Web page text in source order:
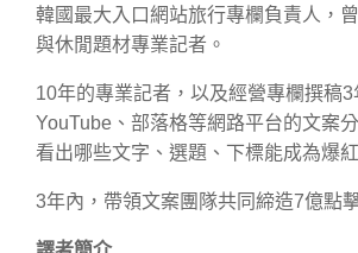
韓國最大入口網站旅行專欄負責人，
與休閒題材專業記者。
10年的專業記者，以及經營專欄撰稿
YouTube、部落格等網路平台的文案
看出哪些文字、選題、下標能成為爆
3年內，帶領文案團隊共同締造7億點